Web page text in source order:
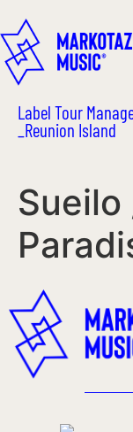
Label Tour
_Reunion Island